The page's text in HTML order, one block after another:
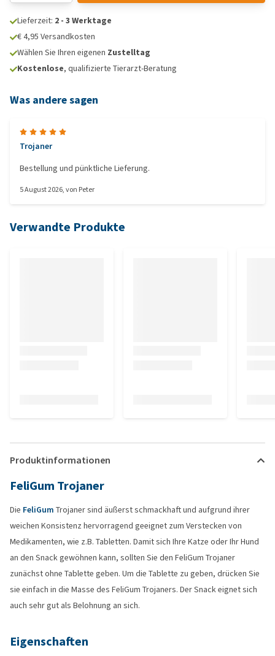
Lieferzeit: 2 - 3 Werktage
€ 4,95 Versandkosten
Wählen Sie Ihren eigenen Zustelltag
Kostenlose, qualifizierte Tierarzt-Beratung
Was andere sagen
Trojaner
Bestellung und pünktliche Lieferung.
5 August 2026, von Peter
Verwandte Produkte
Produktinformationen
FeliGum Trojaner
Die FeliGum Trojaner sind äußerst schmackhaft und aufgrund ihrer
weichen Konsistenz hervorragend geeignet zum Verstecken von
Medikamenten, wie z.B. Tabletten. Damit sich Ihre Katze oder Ihr Hund
an den Snack gewöhnen kann, sollten Sie den FeliGum Trojaner
zunächst ohne Tablette geben. Um die Tablette zu geben, drücken Sie
sie einfach in die Masse des FeliGum Trojaners. Der Snack eignet sich
auch sehr gut als Belohnung an sich.
Eigenschaften